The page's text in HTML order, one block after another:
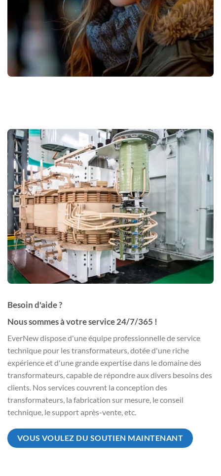
Besoin d'aide ?
Nous sommes à votre service 24/7/365 !
EverNew dispose d'une équipe professionnelle de service
technique pour les transformateurs, dotée d'une riche
expérience et d'une grande expertise dans le domaine des
transformateurs, capable de répondre aux divers besoins des
clients. Nos services couvrent la conception des
transformateurs, la fabrication sur mesure, le conseil
technique, le support après-vente, etc.
VOUS VOULEZ DU SOUTIEN MAINTENANT